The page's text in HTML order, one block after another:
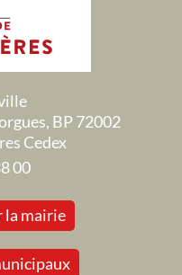
BP 72002
Cedex
00
la mairie